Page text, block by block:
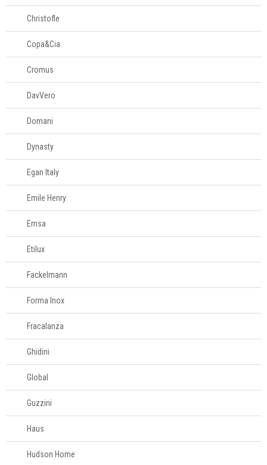
Christofle
Copa&Cia
Cromus
DavVero
Domani
Dynasty
Egan Italy
Emile Henry
Emsa
Etilux
Fackelmann
Forma Inox
Fracalanza
Ghidini
Global
Guzzini
Haus
Hudson Home